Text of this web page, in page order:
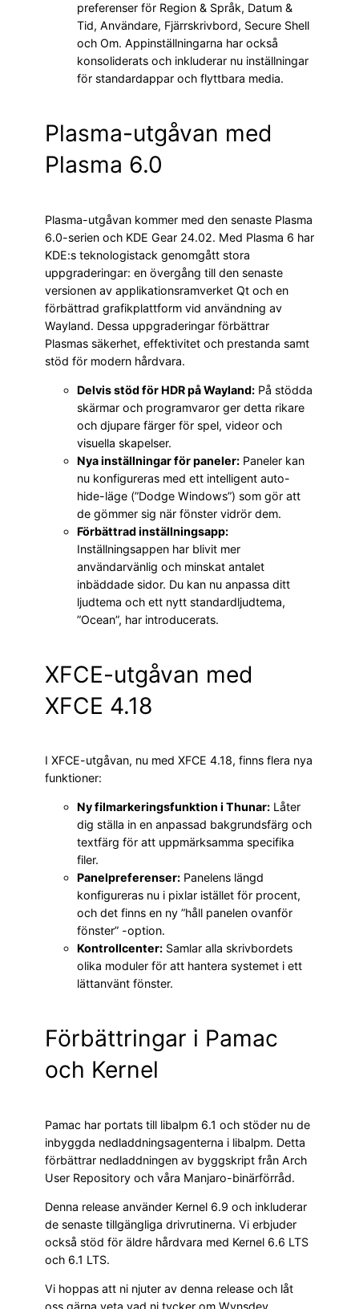
preferenser för Region & Språk, Datum &
Tid, Användare, Fjärrskrivbord, Secure Shell
och Om. Appinställningarna har också
konsoliderats och inkluderar nu inställningar
för standardappar och flyttbara media.
Plasma-utgåvan med
Plasma 6.0
Plasma-utgåvan kommer med den senaste Plasma
6.0-serien och KDE Gear 24.02. Med Plasma 6 har
KDE:s teknologistack genomgått stora
uppgraderingar: en övergång till den senaste
versionen av applikationsramverket Qt och en
förbättrad grafikplattform vid användning av
Wayland. Dessa uppgraderingar förbättrar
Plasmas säkerhet, effektivitet och prestanda samt
stöd för modern hårdvara.
Delvis stöd för HDR på Wayland: På stödda
skärmar och programvaror ger detta rikare
och djupare färger för spel, videor och
visuella skapelser.
Nya inställningar för paneler: Paneler kan
nu konfigureras med ett intelligent auto-
hide-läge (”Dodge Windows”) som gör att
de gömmer sig när fönster vidrör dem.
Förbättrad inställningsapp:
Inställningsappen har blivit mer
användarvänlig och minskat antalet
inbäddade sidor. Du kan nu anpassa ditt
ljudtema och ett nytt standardljudtema,
”Ocean”, har introducerats.
XFCE-utgåvan med
XFCE 4.18
I XFCE-utgåvan, nu med XFCE 4.18, finns flera nya
funktioner:
Ny filmarkeringsfunktion i Thunar: Låter
dig ställa in en anpassad bakgrundsfärg och
textfärg för att uppmärksamma specifika
filer.
Panelpreferenser: Panelens längd
konfigureras nu i pixlar istället för procent,
och det finns en ny ”håll panelen ovanför
fönster” -option.
Kontrollcenter: Samlar alla skrivbordets
olika moduler för att hantera systemet i ett
lättanvänt fönster.
Förbättringar i Pamac
och Kernel
Pamac har portats till libalpm 6.1 och stöder nu de
inbyggda nedladdningsagenterna i libalpm. Detta
förbättrar nedladdningen av byggskript från Arch
User Repository och våra Manjaro-binärförråd.
Denna release använder Kernel 6.9 och inkluderar
de senaste tillgängliga drivrutinerna. Vi erbjuder
också stöd för äldre hårdvara med Kernel 6.6 LTS
och 6.1 LTS.
Vi hoppas att ni njuter av denna release och låt